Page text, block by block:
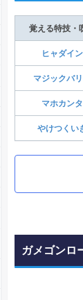
覚える特技・
ヒャダイン
マジックバ
マホカンタ
やけつくい
ガメゴンロ